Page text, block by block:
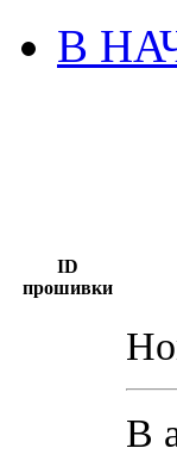
В
ID
прошивки
В